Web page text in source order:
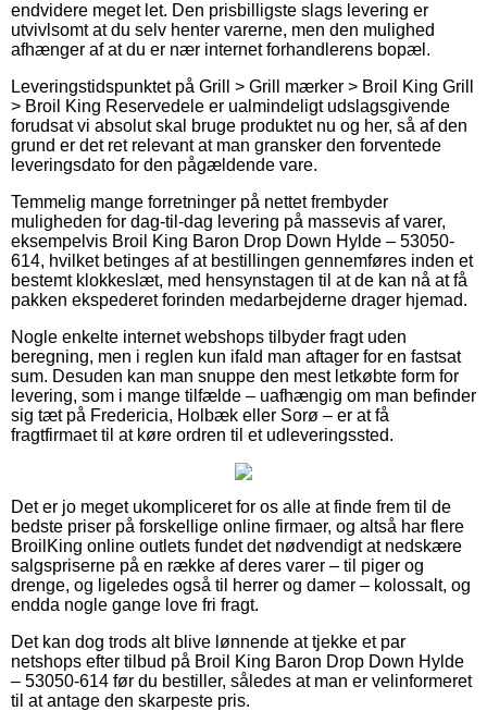
endvidere meget let. Den prisbilligste slags levering er
utvivlsomt at du selv henter varerne, men den mulighed
afhænger af at du er nær internet forhandlerens bopæl.
Leveringstidspunktet på Grill > Grill mærker > Broil King Grill
> Broil King Reservedele er ualmindeligt udslagsgivende
forudsat vi absolut skal bruge produktet nu og her, så af den
grund er det ret relevant at man gransker den forventede
leveringsdato for den pågældende vare.
Temmelig mange forretninger på nettet frembyder
muligheden for dag-til-dag levering på massevis af varer,
eksempelvis Broil King Baron Drop Down Hylde – 53050-
614, hvilket betinges af at bestillingen gennemføres inden et
bestemt klokkeslæt, med hensynstagen til at de kan nå at få
pakken ekspederet forinden medarbejderne drager hjemad.
Nogle enkelte internet webshops tilbyder fragt uden
beregning, men i reglen kun ifald man aftager for en fastsat
sum. Desuden kan man snuppe den mest letkøbte form for
levering, som i mange tilfælde – uafhængig om man befinder
sig tæt på Fredericia, Holbæk eller Sorø – er at få
fragtfirmaet til at køre ordren til et udleveringssted.
Det er jo meget ukompliceret for os alle at finde frem til de
bedste priser på forskellige online firmaer, og altså har flere
BroilKing online outlets fundet det nødvendigt at nedskære
salgspriserne på en række af deres varer – til piger og
drenge, og ligeledes også til herrer og damer – kolossalt, og
endda nogle gange love fri fragt.
Det kan dog trods alt blive lønnende at tjekke et par
netshops efter tilbud på Broil King Baron Drop Down Hylde
– 53050-614 før du bestiller, således at man er velinformeret
til at antage den skarpeste pris.